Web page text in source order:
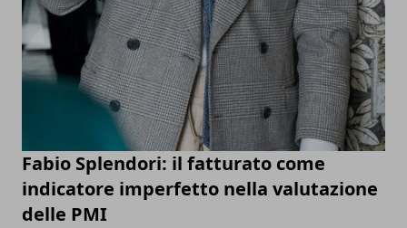
Fabio Splendori: il fatturato come
indicatore imperfetto nella valutazione
delle PMI